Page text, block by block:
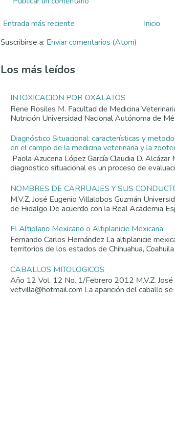
Entrada más reciente
Inicio
Suscribirse a: Enviar comentarios (Atom)
Los más leídos
INTOXICACION POR OXALATOS
Rene Rosiles M. Facultad de Medicina
Nutrición Universidad Nacional Autónoma de
Diagnóstico Situacional: características y
en el campo de la medicina veterinaria y la
Paola Azucena López García Claudia D.
diagnostico situacional es un proceso de
NOMBRES DE CARRUAJES Y SUS
M.V.Z. José Eugenio Villalobos Guzmán
de Hidalgo De acuerdo con la Real Academia
El Altiplano Mexicano o Altiplanicie Mexicana
Fernando Carlos Hernández La altiplanicie
territorios de los estados de Chihuahua, Coahuila
CABALLOS MITOLOGICOS
Año 12 Vol. 12 No. 1/Febrero 2012 M.V.Z. José
vetvilla@hotmail.com La aparición del caballo se